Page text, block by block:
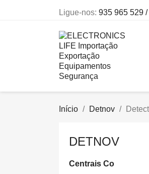
Ligue-nos: 935 965 529
Início Detnov
DETNOV
Centrais Co